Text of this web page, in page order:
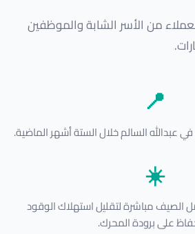
من الأسر الشابة والموظفين
📍
☀️
مباشرة لتقليل استهلاك الوقود
على برودة المحرك.